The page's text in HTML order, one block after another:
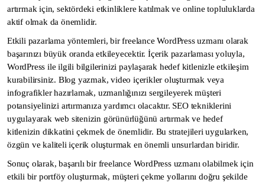
artırmak için, sektördeki etkinliklere katılmak ve online topluluklarda
aktif olmak da önemlidir.
Etkili pazarlama yöntemleri, bir freelance WordPress uzmanı olarak
başarınızı büyük oranda etkileyecektir. İçerik pazarlaması yoluyla,
WordPress ile ilgili bilgilerinizi paylaşarak hedef kitlenizle etkileşim
kurabilirsiniz. Blog yazmak, video içerikler oluşturmak veya
infografikler hazırlamak, uzmanlığınızı sergileyerek müşteri
potansiyelinizi artırmanıza yardımcı olacaktır. SEO tekniklerini
uygulayarak web sitenizin görünürlüğünü artırmak ve hedef
kitlenizin dikkatini çekmek de önemlidir. Bu stratejileri uygularken,
özgün ve kaliteli içerik oluşturmak en önemli unsurlardan biridir.
Sonuç olarak, başarılı bir freelance WordPress uzmanı olabilmek için
etkili bir portföy oluşturmak, müşteri çekme yollarını doğru şekilde